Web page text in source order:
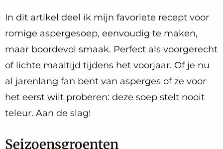
In dit artikel deel ik mijn favoriete recept voor
romige aspergesoep, eenvoudig te maken,
maar boordevol smaak. Perfect als voorgerecht
of lichte maaltijd tijdens het voorjaar. Of je nu
al jarenlang fan bent van asperges of ze voor
het eerst wilt proberen: deze soep stelt nooit
teleur. Aan de slag!
Seizoensgroenten